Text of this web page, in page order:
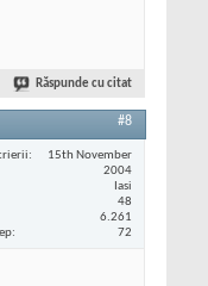
Răspunde cu citat
#8
15th November
2004
Iasi
48
6.261
72